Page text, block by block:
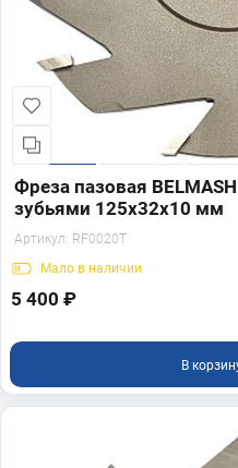
Фреза пазовая
зубьями 125х32х10 мм
Артикул: RF0020T
Мало в наличии
5 400 ₽
В